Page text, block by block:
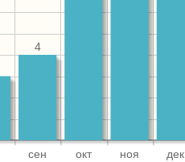
сен окт ноя дек
4